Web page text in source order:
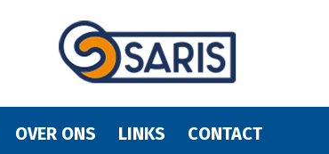
OVER ONS LINKS CONTACT